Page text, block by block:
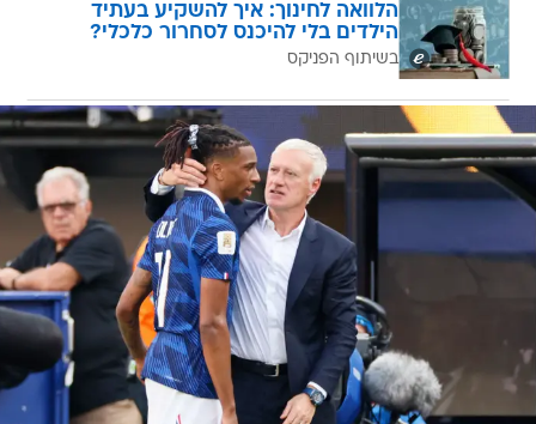
הלוואה לחינוך: איך להשקיע בעתיד
הילדים בלי להיכנס לסחרור כלכלי?
בשיתוף הפניקס